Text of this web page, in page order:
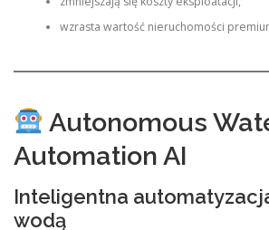
wzrasta wartość nieruchomości
Autonomous
Automation AI
Inteligentna
wodą